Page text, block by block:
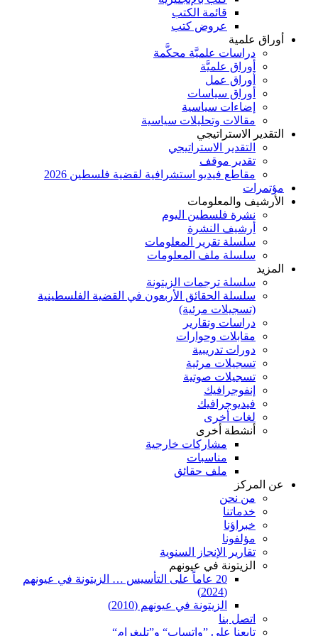
قائمة الكتب
عروض كتب
أوراق علمية
دراسات علميَّة محكَّمة
أوراق علميَّة
أوراق عمل
أوراق سياسات
إضاءات سياسية
مقالات وتحليلات سياسية
التقدير الاستراتيجي
التقدير الاستراتيجي
تقدير موقف
مقاطع فيديو استشرافية لقضية فلسطين 2026
مؤتمرات
الأرشيف والمعلومات
نشرة فلسطين اليوم
أرشيف النشرة
سلسلة تقرير المعلومات
سلسلة ملف المعلومات
المزيد
سلسلة ترجمات الزيتونة
سلسلة الحقائق الأربعون في القضية الفلسطينية
(تسجيلات مرئية)
دراسات وتقارير
مقابلات وحوارات
دورات تدريبية
تسجيلات مرئية
تسجيلات صوتية
إنفوجرافيك
فيديوجرافيك
لغات أخرى
أنشطة أخرى
مشاركات خارجية
مناسبات
ملف حقائق
عن المركز
من نحن
خدماتنا
خبراؤنا
مؤلفونا
تقارير الإنجاز السنوية
الزيتونة في عيونهم
20 عاماً على التأسيس … الزيتونة في عيونهم
(2024)
الزيتونة في عيونهم (2010)
اتصل بنا
تابعنا على ”واتساب“ و”تليغرام“